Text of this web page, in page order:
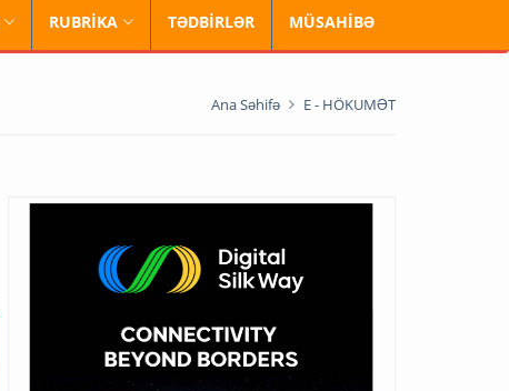
RUBRİKA TƏDBİRLƏR MÜSAHİBƏ
Ana Səhifə E - HÖKUMƏT